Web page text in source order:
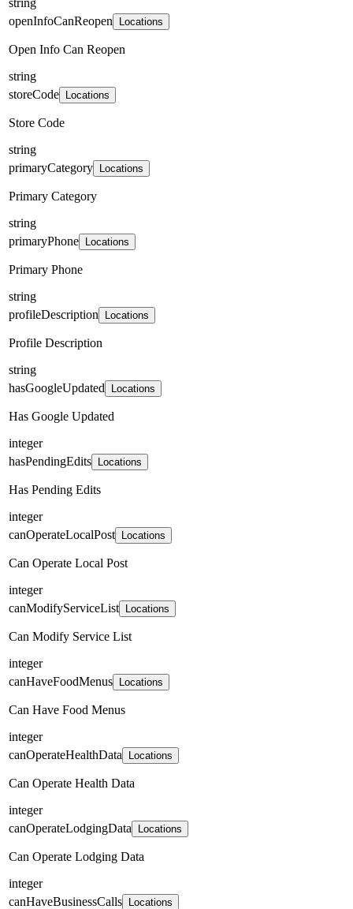
openInfoCanReopen
Locations
Open Info Can Reopen
string
storeCode
Locations
Store Code
string
primaryCategory
Locations
Primary Category
string
primaryPhone
Locations
Primary Phone
string
profileDescription
Locations
Profile Description
string
hasGoogleUpdated
Locations
Has Google Updated
integer
hasPendingEdits
Locations
Has Pending Edits
integer
canOperateLocalPost
Locations
Can Operate Local Post
integer
canModifyServiceList
Locations
Can Modify Service List
integer
canHaveFoodMenus
Locations
Can Have Food Menus
integer
canOperateHealthData
Locations
Can Operate Health Data
integer
canOperateLodgingData
Locations
Can Operate Lodging Data
integer
canHaveBusinessCalls
Locations